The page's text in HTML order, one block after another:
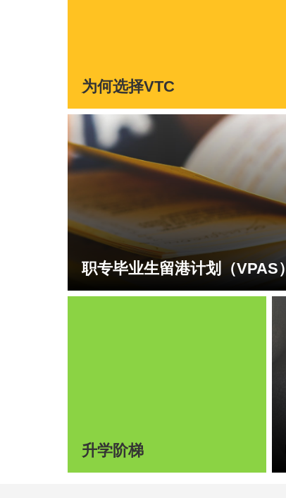
为何选择VTC
职专毕业生留港计划（VPAS）
升学阶梯